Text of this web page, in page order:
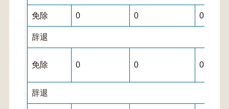
免除 0 0 0
辞退
免除 0 0 0
辞退